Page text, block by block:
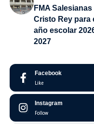
FMA Salesianas
Cristo Rey para
año escolar
2027
Facebook
Like
Instagram
Follow